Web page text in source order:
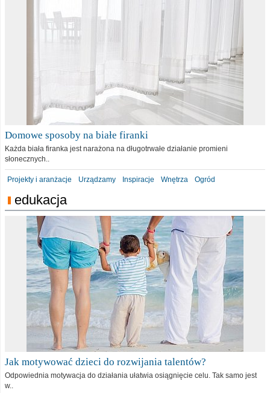
Domowe sposoby na białe firanki
Każda biała firanka jest narażona na długotrwałe działanie promieni
słonecznych..
Projekty i aranżacje Urządzamy Inspiracje Wnętrza Ogród
edukacja
Jak motywować dzieci do rozwijania talentów?
Odpowiednia motywacja do działania ułatwia osiągnięcie celu. Tak samo jest
w..